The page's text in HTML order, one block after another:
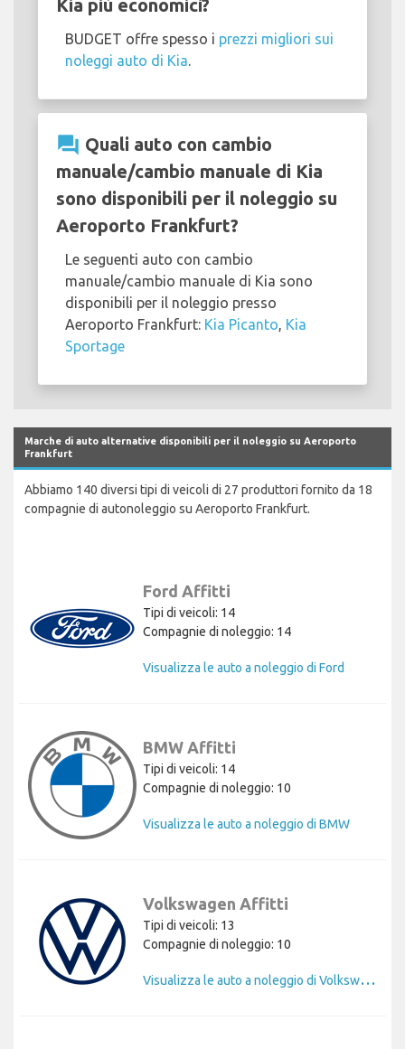
Kia più economici?
BUDGET offre spesso i prezzi migliori sui
noleggi auto di Kia
question_answer Quali auto con cambio
manuale/cambio manuale di Kia
sono disponibili per il noleggio su
Aeroporto Frankfurt?
Le seguenti auto con cambio
manuale/cambio manuale di Kia sono
disponibili per il noleggio presso
Aeroporto Frankfurt: Kia Picanto Kia
Sportage
Marche di auto alternative disponibili per il noleggio su Aeroporto
Frankfurt
Abbiamo 140 diversi tipi di veicoli di 27 produttori fornito da 18
compagnie di autonoleggio su Aeroporto Frankfurt.
Ford Affitti
Tipi di veicoli: 14
Compagnie di noleggio: 14
Visualizza le auto a noleggio di Ford
BMW Affitti
Tipi di veicoli: 14
Compagnie di noleggio: 10
Visualizza le auto a noleggio di BMW
Volkswagen Affitti
Tipi di veicoli: 13
Compagnie di noleggio: 10
V
isualizza le auto a noleggio di Volkswagen